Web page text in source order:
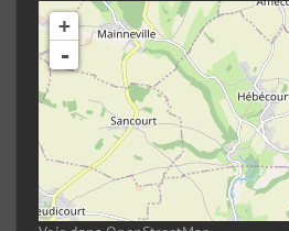
+
-